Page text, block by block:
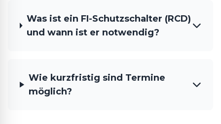
Was ist ein FI-Schutzschalter (RCD)
und wann ist er notwendig?
Wie kurzfristig sind Termine
möglich?